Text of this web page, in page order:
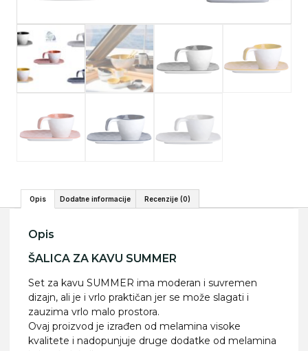
Opis Dodatne informacije Recenzije (0)
Opis
ŠALICA ZA KAVU SUMMER
Set za kavu SUMMER ima moderan i suvremen
dizajn, ali je i vrlo praktičan jer se može slagati i
zauzima vrlo malo prostora.
Ovaj proizvod je izrađen od melamina visoke
kvalitete i nadopunjuje druge dodatke od melamina